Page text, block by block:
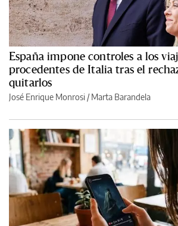
España impone controles a los
procedentes de Italia tras el
quitarlos
José Enrique Monrosi / Marta Barandela